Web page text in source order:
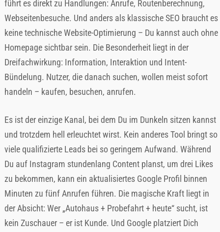
führt es direkt zu Handlungen: Anrufe, Routenberechnung,
Webseitenbesuche. Und anders als klassische SEO braucht es
keine technische Website-Optimierung – Du kannst auch ohne
Homepage sichtbar sein. Die Besonderheit liegt in der
Dreifachwirkung: Information, Interaktion und Intent-
Bündelung. Nutzer, die danach suchen, wollen meist sofort
handeln – kaufen, besuchen, anrufen.
Es ist der einzige Kanal, bei dem Du im Dunkeln sitzen kannst
und trotzdem hell erleuchtet wirst. Kein anderes Tool bringt so
viele qualifizierte Leads bei so geringem Aufwand. Während
Du auf Instagram stundenlang Content planst, um drei Likes
zu bekommen, kann ein aktualisiertes Google Profil binnen
Minuten zu fünf Anrufen führen. Die magische Kraft liegt in
der Absicht: Wer „Autohaus + Probefahrt + heute“ sucht, ist
kein Zuschauer – er ist Kunde. Und Google platziert Dich